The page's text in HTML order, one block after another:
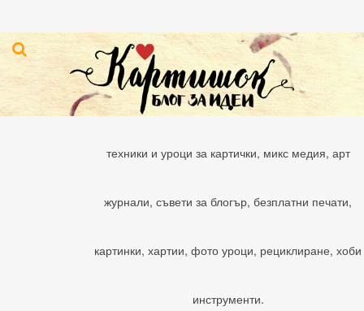
техники и уроци за картички, микс медия, арт
журнали, съвети за блогър, безплатни печати,
картинки, хартии, фото уроци, рециклиране, хоби
инструменти.